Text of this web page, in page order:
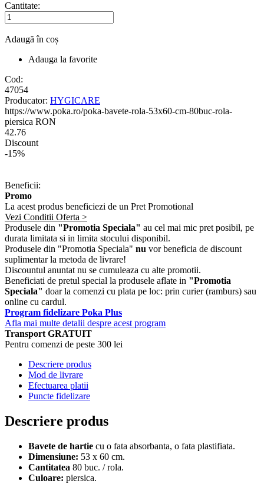
Cantitate:
Adaugă în coș
Adauga la favorite
Cod:
47054
Producator: HYGICARE
https://www.poka.ro/poka-bavete-rola-53x60-cm-80buc-rola-
piersica RON
42.76
Discount
-15%
Beneficii:
Promo
La acest produs beneficiezi de un Pret Promotional
Vezi Conditii Oferta >
Produsele din "Promotia Speciala" au cel mai mic pret posibil, pe
durata limitata si in limita stocului disponibil.
Produsele din "Promotia Speciala" nu vor beneficia de discount
suplimentar la metoda de livrare!
Discountul anuntat nu se cumuleaza cu alte promotii.
Beneficiati de pretul special la produsele aflate in "Promotia
Speciala" doar la comenzi cu plata pe loc: prin curier (ramburs) sau
online cu cardul.
Program fidelizare Poka Plus
Afla mai multe detalii despre acest program
Transport GRATUIT
Pentru comenzi de peste 300 lei
Descriere produs
Mod de livrare
Efectuarea platii
Puncte fidelizare
Descriere produs
Bavete de hartie cu o fata absorbanta, o fata plastifiata.
Dimensiune: 53 x 60 cm.
Cantitatea 80 buc. / rola.
Culoare: piersica.